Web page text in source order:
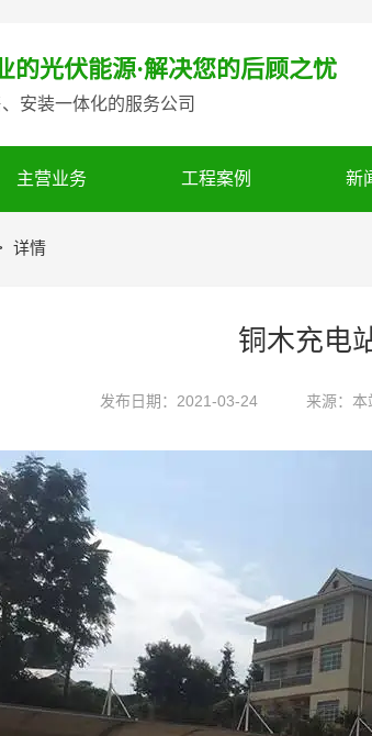
主营业务 工程案例 新
的光伏能源·解决您的后顾之忧
安装一体化的服务公司
详情
铜木充电
发布日期：2021-03-24 来源：本